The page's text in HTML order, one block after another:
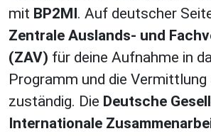
mit BP2MI. Auf deutscher
Zentrale Auslands- und
(ZAV) für deine Aufnahme in
Programm und die
zuständig. Die Deutsche
Internationale